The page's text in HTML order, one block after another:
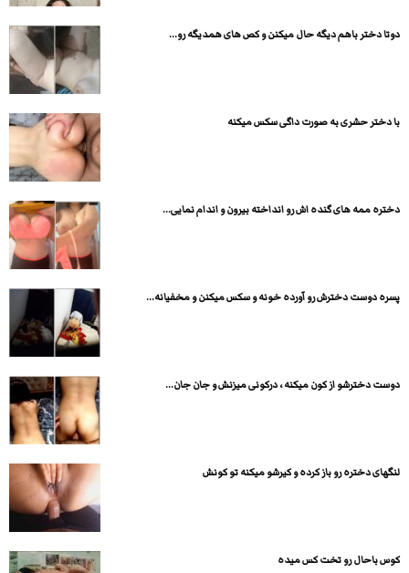
دوتا دختر باهم دیگه حال میکنن و کص های همدیگه رو...
با دختر حشری به صورت داگی سکس میکنه
دختره ممه های گنده اش رو انداخته بیرون و اندام نمایی...
پسره دوست دخترش رو آورده خونه و سکس میکنن و مخفیانه...
دوست دخترشو از کون میکنه ، درکونی میزنش و جان جان...
لنگهای دختره رو باز کرده و کیرشو میکنه تو کونش
کوس باحال رو تخت کس میده